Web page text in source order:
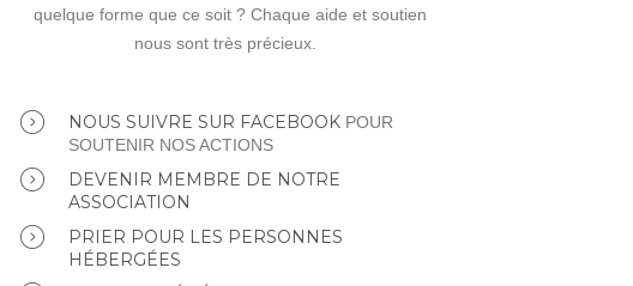
quelque forme que ce soit ? Chaque aide et soutien
nous sont très précieux.
NOUS SUIVRE SUR FACEBOOK POUR
SOUTENIR NOS ACTIONS
DEVENIR MEMBRE DE NOTRE
ASSOCIATION
PRIER POUR LES PERSONNES
HÉBERGÉES